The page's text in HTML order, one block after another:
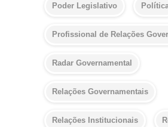
Poder Legislativo
Profissional de Relações
Radar Governamental
Relações Governamentais
Relações Institucionais